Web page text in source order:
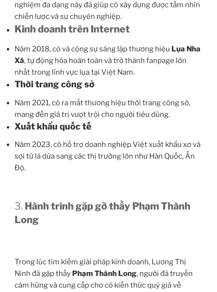
nghiệm đa dạng này đã giúp cô xây dựng được tầm nhìn
chiến lược và sự chuyên nghiệp.
Kinh doanh trên Internet
Năm 2018, cô và cộng sự sáng lập thương hiệu Lụa Nha
Xá, tự động hóa hoàn toàn và trở thành fanpage lớn
nhất trong lĩnh vực lụa tại Việt Nam.
Thời trang công sở
Năm 2021, cô ra mắt thương hiệu thời trang công sở,
mang đến giá trị vượt trội cho người tiêu dùng.
Xuất khẩu quốc tế
Năm 2023, cô hỗ trợ doanh nghiệp Việt xuất khẩu xơ và
sợi từ lá dứa sang các thị trường lớn như Hàn Quốc, Ấn
Độ.
3. Hành trình gặp gỡ thầy Phạm Thành
Long
Trong lúc tìm kiếm giải pháp kinh doanh, Lương Thị
Ninh đã gặp thầy Phạm Thành Long, người đã truyền
cảm hứng và cung cấp cho cô kiến thức quý giá về